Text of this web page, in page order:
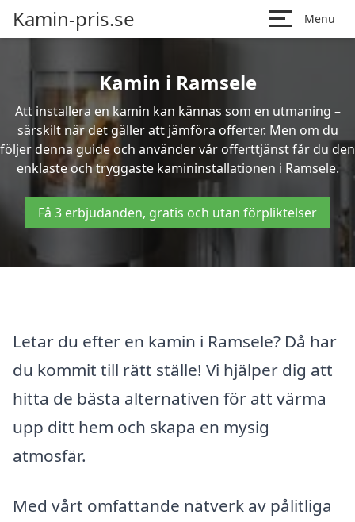
Kamin-pris.se Menu
Kamin i Ramsele
Att installera en kamin kan kännas som en utmaning –
särskilt när det gäller att jämföra offerter. Men om du
följer denna guide och använder vår offerttjänst får du den
enklaste och tryggaste kamininstallationen i Ramsele.
Få 3 erbjudanden, gratis och utan förpliktelser
Letar du efter en kamin i Ramsele? Då har
du kommit till rätt ställe! Vi hjälper dig att
hitta de bästa alternativen för att värma
upp ditt hem och skapa en mysig
atmosfär.
Med vårt omfattande nätverk av pålitliga